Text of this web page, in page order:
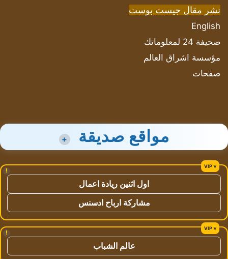
نشر مقال جيست بوست
English
صحيفة 24 لمعلوماتك
مؤسسة اشراق العالم
صفحات
مواقع صديقة +
!
اول اثنين ريادة اعمال
مشاركة ارباح ادسنس
!
عالم الشباب